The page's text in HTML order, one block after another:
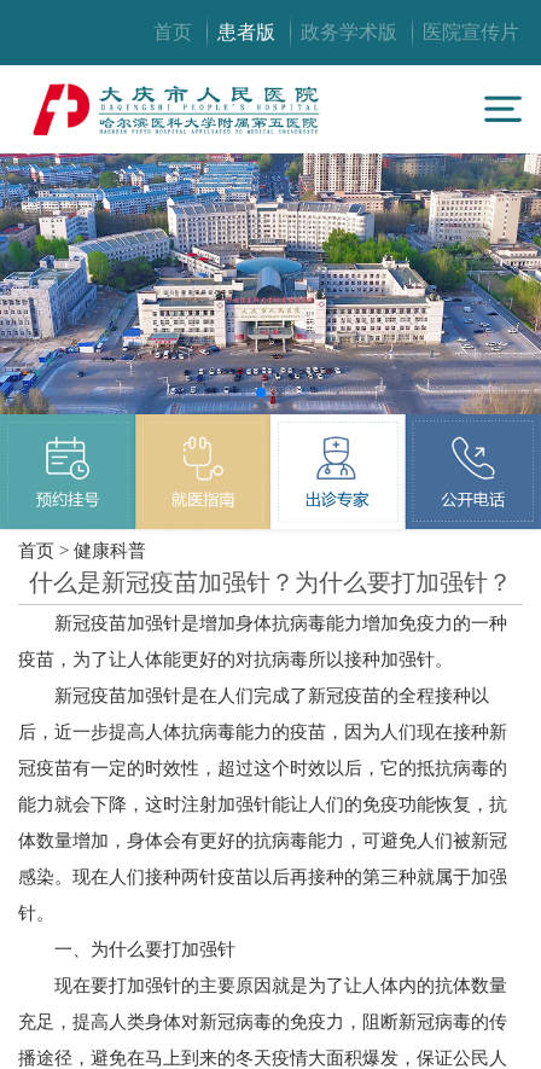
首页 患者版 政务学术版 医院宣传片
首页 >健康科普
什么是新冠疫苗加强针？为什么要打加强针？
新冠疫苗加强针是增加身体抗病毒能力增加免疫力的一种
疫苗，为了让人体能更好的对抗病毒所以接种加强针。
新冠疫苗加强针是在人们完成了新冠疫苗的全程接种以
后，近一步提高人体抗病毒能力的疫苗，因为人们现在接种新
冠疫苗有一定的时效性，超过这个时效以后，它的抵抗病毒的
能力就会下降，这时注射加强针能让人们的免疫功能恢复，抗
体数量增加，身体会有更好的抗病毒能力，可避免人们被新冠
感染。现在人们接种两针疫苗以后再接种的第三种就属于加强
针。
一、为什么要打加强针
现在要打加强针的主要原因就是为了让人体内的抗体数量
充足，提高人类身体对新冠病毒的免疫力，阻断新冠病毒的传
播途径，避免在马上到来的冬天疫情大面积爆发，保证公民人